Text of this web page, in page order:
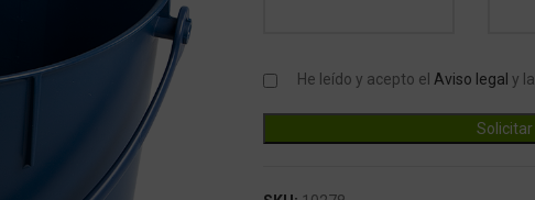
He leído y acepto el Aviso legal y la